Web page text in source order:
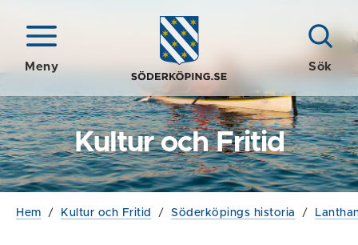
Meny Sök
Kultur och Fritid
Hem / Kultur och Fritid / Söderköpings historia /